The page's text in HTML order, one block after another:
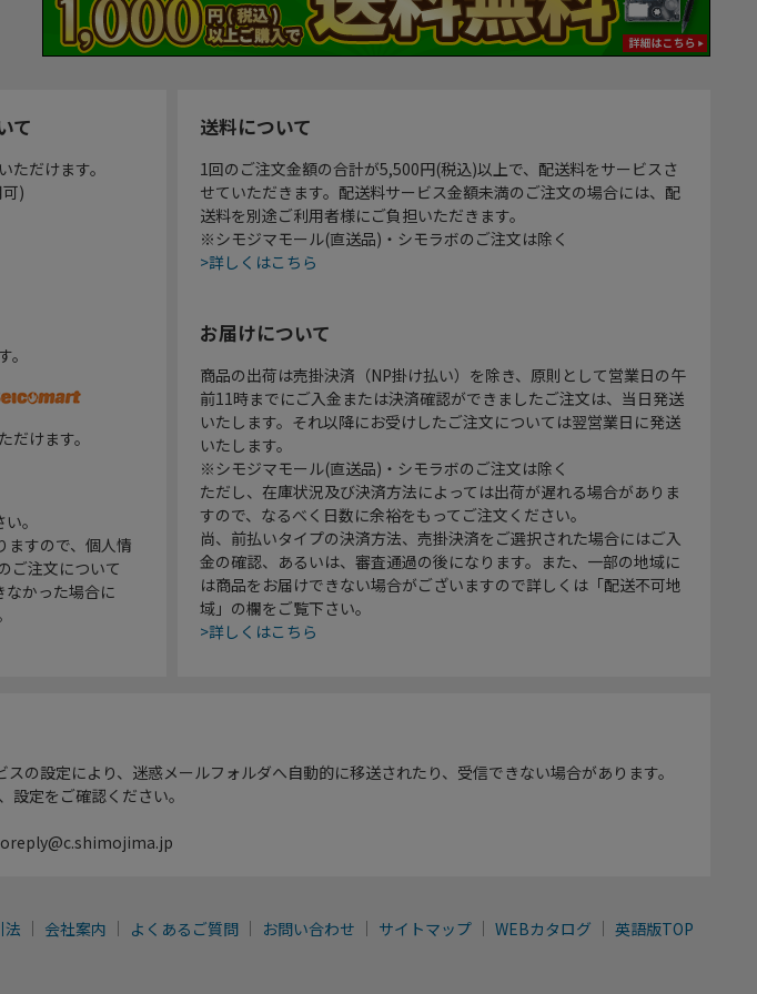
て
だけます。
)
けます。
。
ますので、個人情
ご注文について
なかった場合に
送料について
1回のご注文金額の合計が5,500円(税込)以上で、配送料をサービスさ
せていただきます。配送料サービス金額未満のご注文の場合には、配
送料を別途ご利用者様にご負担いただきます。
※シモジマモール(直送品)・シモラボのご注文は除く
>詳しくはこちら
お届けについて
商品の出荷は売掛決済（NP掛け払い）を除き、原則として営業日の午
前11時までにご入金または決済確認ができましたご注文は、当日発送
いたします。それ以降にお受けしたご注文については翌営業日に発送
いたします。
※シモジマモール(直送品)・シモラボのご注文は除く
ただし、在庫状況及び決済方法によっては出荷が遅れる場合がありま
すので、なるべく日数に余裕をもってご注文ください。
尚、前払いタイプの決済方法、売掛決済をご選択された場合にはご入
金の確認、あるいは、審査通過の後になります。また、一部の地域に
は商品をお届けできない場合がございますので詳しくは「配送不可地
域」の欄をご覧下さい。
>詳しくはこちら
の設定により、迷惑メールフォルダへ自動的に移送されたり、受信できない場合があります。
定をご確認ください。
法 会社案内 よくあるご質問 お問い合わせ サイトマップ WEBカタログ 英語版TOP